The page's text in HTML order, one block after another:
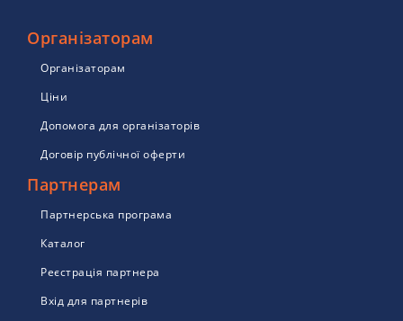
Організаторам
Організаторам
Ціни
Допомога для організаторів
Договір публічної оферти
Партнерам
Партнерська програма
Каталог
Реєстрація партнера
Вхід для партнерів